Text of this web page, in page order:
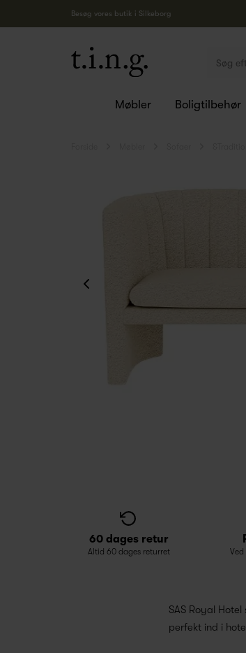
Besøg vores butik i Silkeborg
Møbler Boligtilbehør
60 dages retur
Altid 60 dages returret
SAS Royal
perfekt ind i